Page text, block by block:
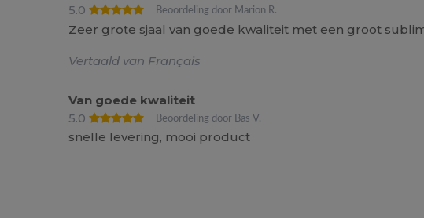
5.0
Beoordeling door Marion R.
Zeer grote sjaal van goede kwaliteit met een groot
Vertaald van Français
Van goede kwaliteit
5.0
Beoordeling door Bas V.
snelle levering, mooi product